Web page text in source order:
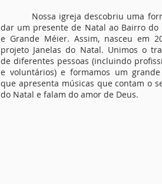
Nossa igreja descobriu uma
dar um presente de Natal ao Bairro do
e Grande Méier. Assim, nasceu em
projeto Janelas do Natal. Unimos o
de diferentes pessoas (incluindo
e voluntários) e formamos um
que apresenta músicas que contam o
do Natal e falam do amor de Deus.